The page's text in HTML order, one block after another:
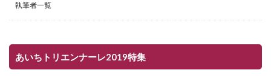
執筆者一覧
あいちトリエンナーレ2019特集